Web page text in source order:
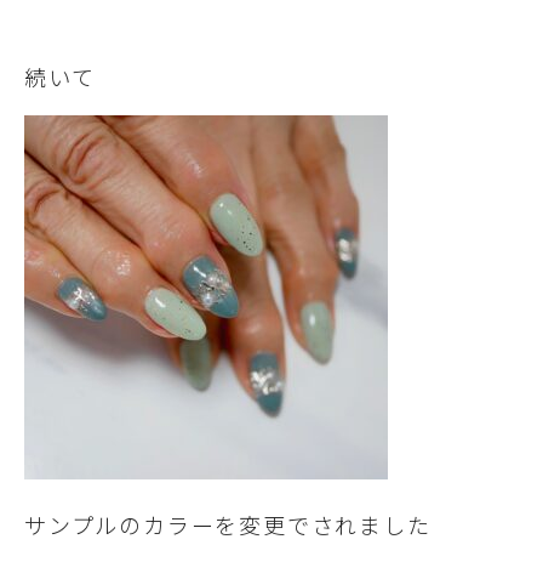
続いて
サンプルのカラーを変更でされました